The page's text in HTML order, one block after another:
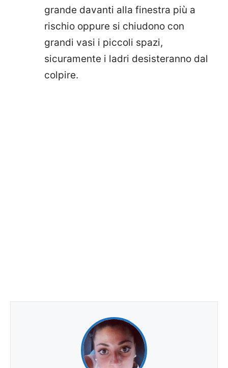
grande davanti alla finestra più a
rischio oppure si chiudono con
grandi vasi i piccoli spazi,
sicuramente i ladri desisteranno dal
colpire.